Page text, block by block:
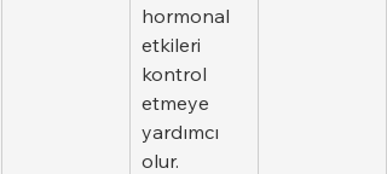
hormonal
etkileri
kontrol
etmeye
yardımcı
olur.